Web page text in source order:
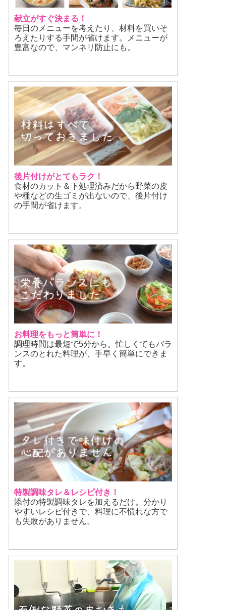
献立がすぐ決まる！
毎日のメニューを考えたり、材料を買いそ
ろえたりする手間が省けます。メニューが
豊富なので、マンネリ防止にも。
後片付けがとてもラク！
食材のカット＆下処理済みだから野菜の皮
や種などの生ゴミが出ないので、後片付け
の手間が省けます。
お料理をもっと簡単に！
調理時間は最短で5分から。忙しくてもバラ
ンスのとれた料理が、手早く簡単にできま
す。
特製調味タレ＆レシピ付き！
添付の特製調味タレを加えるだけ。分かり
やすいレシピ付きで、料理に不慣れな方で
も失敗がありません。